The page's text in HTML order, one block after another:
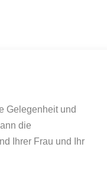
Gelegenheit und
die
Ihrer Frau und Ihr